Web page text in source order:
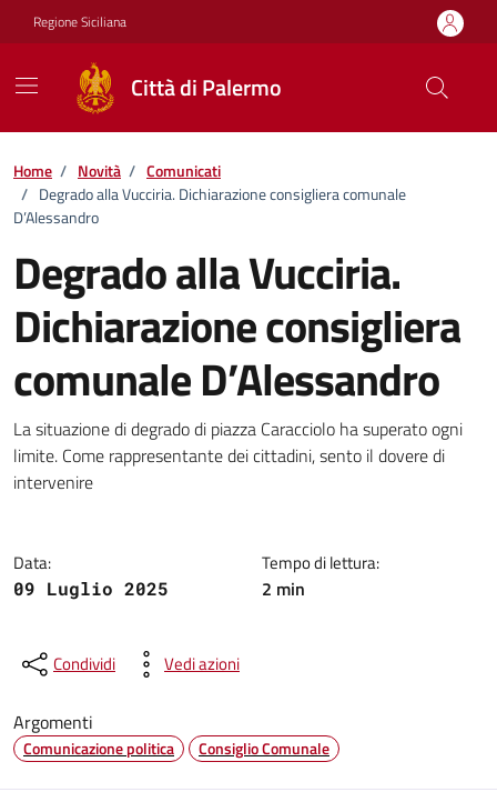
Vai ai contenuti
Vai al footer
Regione Siciliana
Città di Palermo
Home / Novità / Comunicati
/ Degrado alla Vucciria. Dichiarazione consigliera comunale
D’Alessandro
Degrado alla Vucciria.
Dichiarazione consigliera
comunale D’Alessandro
Dettagli della notizia
La situazione di degrado di piazza Caracciolo ha superato ogni
limite. Come rappresentante dei cittadini, sento il dovere di
intervenire
Data:
09 Luglio 2025
Tempo di lettura:
2 min
Condividi Vedi azioni
Argomenti
Comunicazione politica Consiglio Comunale